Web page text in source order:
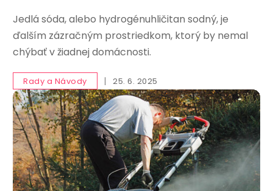
Jedlá sóda, alebo hydrogénuhličitan sodný, je
ďalším zázračným prostriedkom, ktorý by nemal
chýbať v žiadnej domácnosti.
Rady a Návody 25. 6. 2025